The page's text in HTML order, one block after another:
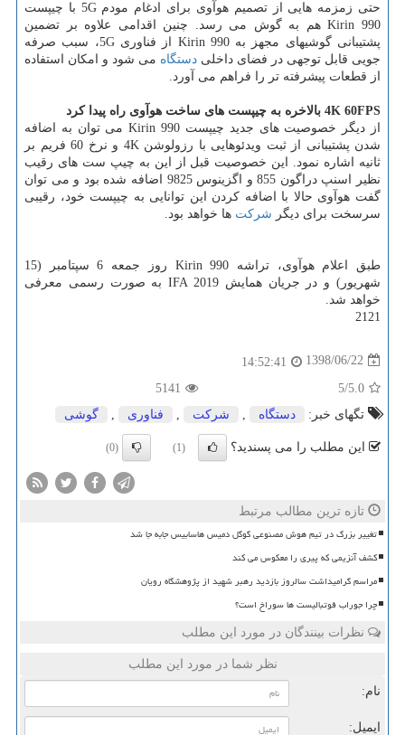
حتی زمزمه هایی از تصمیم هوآوی برای ادغام مودم 5G با چیپست
Kirin 990 هم به گوش می رسد. چنین اقدامی علاوه بر تضمین
پشتیبانی گوشیهای مجهز به Kirin 990 از فناوری 5G، سبب صرفه
جویی قابل توجهی در فضای داخلی دستگاه می شود و امكان استفاده
از قطعات پیشرفته تر را فراهم می آورد.
4K 60FPS بالاخره به چیپست های ساخت هوآوی راه پیدا كرد
از دیگر خصوصیت های جدید چیپست Kirin 990 می توان به اضافه
شدن پشتیبانی از ثبت ویدئوهایی با رزولوشن 4K و نرخ 60 فریم بر
ثانیه اشاره نمود. این خصوصیت قبل از این به چیپ ست های رقیب
نظیر اسنپ دراگون 855 و اگزینوس 9825 اضافه شده بود و می توان
گفت هوآوی حالا با اضافه كردن این توانایی به چیپست خود، رقیبی
سرسخت برای دیگر شركت ها خواهد بود.
طبق اعلام هوآوی، تراشه Kirin 990 روز جمعه 6 سپتامبر (15
شهریور) و در جریان همایش IFA 2019 به صورت رسمی معرفی
خواهد شد.
2121
1398/06/22
14:52:41
5.0
/5
5141
تگهای خبر:
دستگاه شركت فناوری گوشی
این مطلب را می پسندید؟ (1)
(0)
تازه ترین مطالب مرتبط
تغییر بزرگ در تیم هوش مصنوعی گوگل دمیس هاسابیس جابه جا شد
کشف آنزیمی که پیری را معکوس می کند
مراسم گرامیداشت سالروز بازدید رهبر شهید از پژوهشگاه رویان
چرا جوراب فوتبالیست ها سوراخ است؟
نظرات بینندگان در مورد این مطلب
نظر شما در مورد این مطلب
نام:
ایمیل: